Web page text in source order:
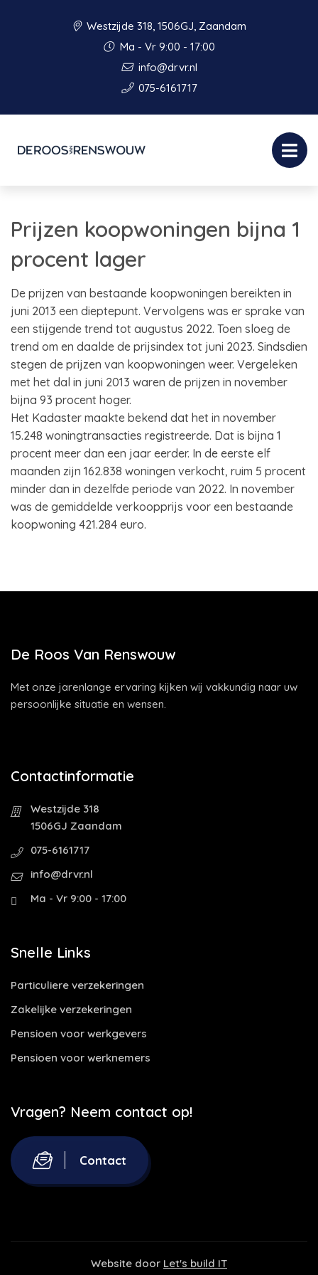
Westzijde 318, 1506GJ, Zaandam
Ma - Vr 9:00 - 17:00
info@drvr.nl
075-6161717
Prijzen koopwoningen bijna 1
procent lager
De prijzen van bestaande koopwoningen bereikten in
juni 2013 een dieptepunt. Vervolgens was er sprake van
een stijgende trend tot augustus 2022. Toen sloeg de
trend om en daalde de prijsindex tot juni 2023. Sindsdien
stegen de prijzen van koopwoningen weer. Vergeleken
met het dal in juni 2013 waren de prijzen in november
bijna 93 procent hoger.
Het Kadaster maakte bekend dat het in november
15.248 woningtransacties registreerde. Dat is bijna 1
procent meer dan een jaar eerder. In de eerste elf
maanden zijn 162.838 woningen verkocht, ruim 5 procent
minder dan in dezelfde periode van 2022. In november
was de gemiddelde verkoopprijs voor een bestaande
koopwoning 421.284 euro.
De Roos Van Renswouw
Met onze jarenlange ervaring kijken wij vakkundig naar uw
persoonlijke situatie en wensen.
Contactinformatie
Westzijde 318
1506GJ Zaandam
075-6161717
info@drvr.nl
Ma - Vr 9:00 - 17:00
Snelle Links
Particuliere verzekeringen
Zakelijke verzekeringen
Pensioen voor werkgevers
Pensioen voor werknemers
Vragen? Neem contact op!
Contact
Website door Let's build IT